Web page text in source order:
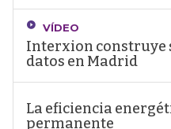
VÍDEO
Interxion construye
datos en Madrid
La eficiencia
permanente